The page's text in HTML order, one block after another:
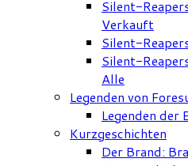
Silent-
Verkauft
Silent-
Silent-
Alle
Legenden von
Legenden der
Kurzgeschichten
Der Brand: